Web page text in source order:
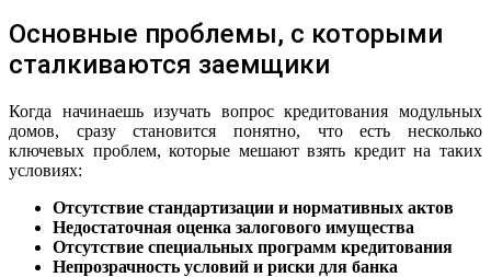
Основные проблемы, с которыми
сталкиваются заемщики
Когда начинаешь изучать вопрос кредитования модульных
домов, сразу становится понятно, что есть несколько
ключевых проблем, которые мешают взять кредит на таких
условиях:
Отсутствие стандартизации и нормативных актов
Недостаточная оценка залогового имущества
Отсутствие специальных программ кредитования
Непрозрачность условий и риски для банка